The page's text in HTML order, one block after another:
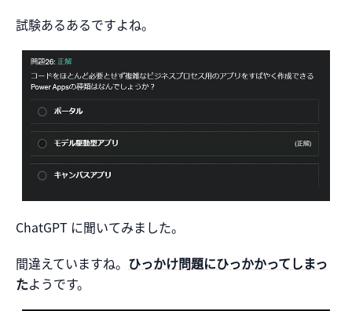
試験あるあるですよね。
ChatGPT に聞いてみました。
間違えていますね。 ひっかけ問題にひっかかってしまっ
たようです。